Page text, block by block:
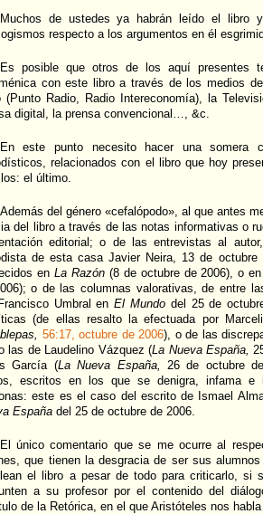
Muchos de ustedes ya habrán leído el libro
respecto a los argumentos en él
Es posible que otros de los aquí presentes
con este libro a través de los medios
(Punto Radio, Radio Intereconomía), la
digital, la prensa convencional…, &c.
En este punto necesito hacer una somera
relacionados con el libro que hoy
el último.
Además del género «cefalópodo», al que antes
del libro a través de las notas informativas o
editorial; o de las entrevistas al
de esta casa Javier Neira, 13 de
en La Razón(8 de octubre de 2006), o
o de las columnas valorativas, de entre
Umbral enEl Mundo del 25 de
(de ellas resalto la efectuada por
56:17, octubre de 2006), o de las
las de Laudelino Vázquez (La Nueva España,
García (La Nueva España, 26 de octubre
escritos en los que se denigra, infama e
este es el caso del escrito de Ismael
España del 25 de octubre de 2006.
El único comentario que se me ocurre al
que tienen la desgracia de ser sus
el libro a pesar de todo para criticarlo, si
a su profesor por el contenido del
de la Retórica, en el que Aristóteles nos